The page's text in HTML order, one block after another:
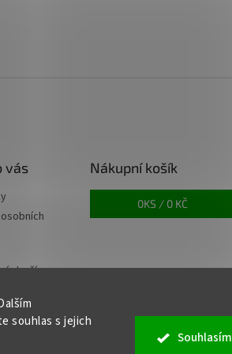
souhlas s jejich
Souhlasím
vás
zboží
Nákupní košík
0KS / 0 KČ